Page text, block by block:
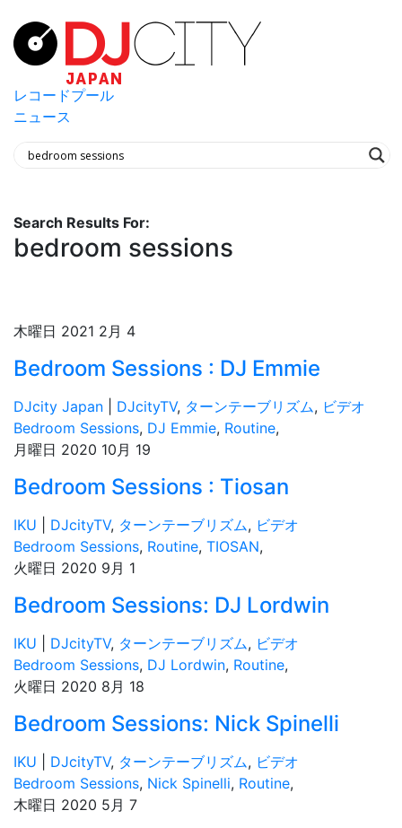
レコードプール
ニュース
Search Results For:
bedroom sessions
木曜日 2021 2月 4
Bedroom Sessions : DJ Emmie
DJcity Japan DJcityTV, ターンテーブリズム, ビデオ
Bedroom Sessions, DJ Emmie, Routine,
月曜日 2020 10月 19
Bedroom Sessions : Tiosan
IKU DJcityTV, ターンテーブリズム, ビデオ
Bedroom Sessions, Routine, TIOSAN,
火曜日 2020 9月 1
Bedroom Sessions: DJ Lordwin
IKU DJcityTV, ターンテーブリズム, ビデオ
Bedroom Sessions, DJ Lordwin, Routine,
火曜日 2020 8月 18
Bedroom Sessions: Nick Spinelli
IKU DJcityTV, ターンテーブリズム, ビデオ
Bedroom Sessions, Nick Spinelli, Routine,
木曜日 2020 5月 7